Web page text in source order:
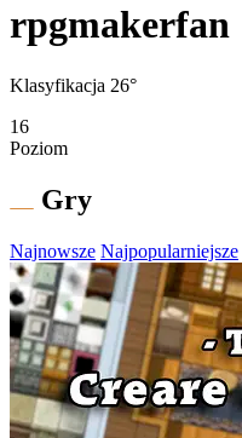
rpgmakerfan
Klasyfikacja 26°
16
Poziom
Gry
Najnowsze Najpopularniejsze